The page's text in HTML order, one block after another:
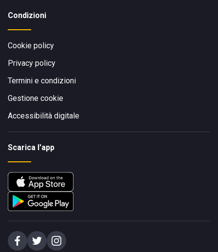
Condizioni
Cookie policy
Privacy policy
Termini e condizioni
Gestione cookie
Accessibilità digitale
Scarica l'app